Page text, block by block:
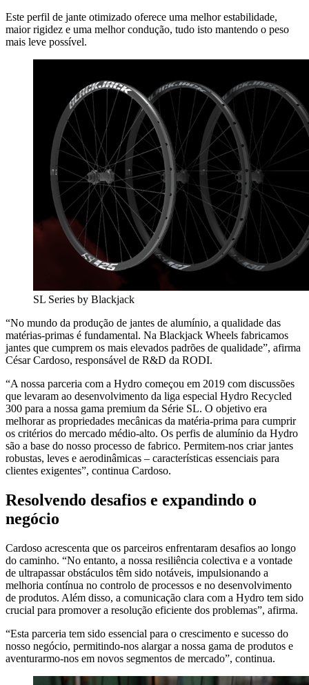
Este perfil de jante otimizado oferece uma melhor estabilidade,
maior rigidez e uma melhor condução, tudo isto mantendo o peso
mais leve possível.
SL Series by Blackjack
“No mundo da produção de jantes de alumínio, a qualidade das
matérias-primas é fundamental. Na Blackjack Wheels fabricamos
jantes que cumprem os mais elevados padrões de qualidade”, afirma
César Cardoso, responsável de R&D da RODI.
“A nossa parceria com a Hydro começou em 2019 com discussões
que levaram ao desenvolvimento da liga especial Hydro Recycled
300 para a nossa gama premium da Série SL. O objetivo era
melhorar as propriedades mecânicas da matéria-prima para cumprir
os critérios do mercado médio-alto. Os perfis de alumínio da Hydro
são a base do nosso processo de fabrico. Permitem-nos criar jantes
robustas, leves e aerodinâmicas – características essenciais para
clientes exigentes”, continua Cardoso.
Resolvendo desafios e expandindo o
negócio
Cardoso acrescenta que os parceiros enfrentaram desafios ao longo
do caminho. “No entanto, a nossa resiliência colectiva e a vontade
de ultrapassar obstáculos têm sido notáveis, impulsionando a
melhoria contínua no controlo de processos e no desenvolvimento
de produtos. Além disso, a comunicação clara com a Hydro tem sido
crucial para promover a resolução eficiente dos problemas”, afirma.
“Esta parceria tem sido essencial para o crescimento e sucesso do
nosso negócio, permitindo-nos alargar a nossa gama de produtos e
aventurarmo-nos em novos segmentos de mercado”, continua.